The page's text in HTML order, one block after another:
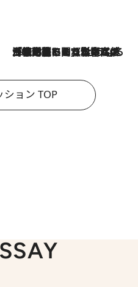
2026.8.3
「住宅建てられない…」「サーチャージ料の高値が続いている」ホルムズ海峡封鎖による影響はいつまで続く？《エネルギー専門家に聞く“どうなる日本の暮らし”》
ション TOP